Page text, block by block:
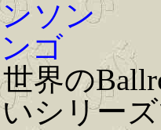
ソン
ゴ
界の
シリー